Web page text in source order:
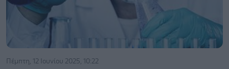
Πέμπτη, 12 Ιουνίου 2025, 10:22